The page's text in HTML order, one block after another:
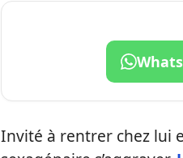
Invité à rentrer chez lui